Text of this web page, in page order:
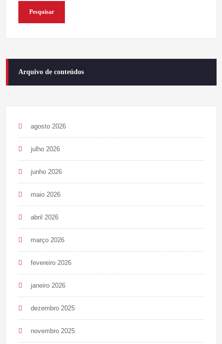
Pesquisar
Arquivo de conteúdos
agosto 2026
julho 2026
junho 2026
maio 2026
abril 2026
março 2026
fevereiro 2026
janeiro 2026
dezembro 2025
novembro 2025